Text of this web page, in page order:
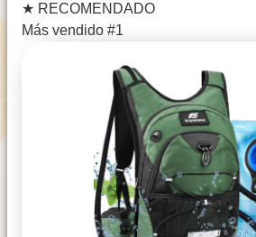
★ RECOMENDADO
Más vendido #1